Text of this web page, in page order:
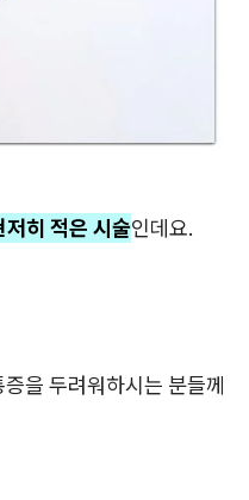
저히 적은 시술인데요.
을 두려워하시는 분들께